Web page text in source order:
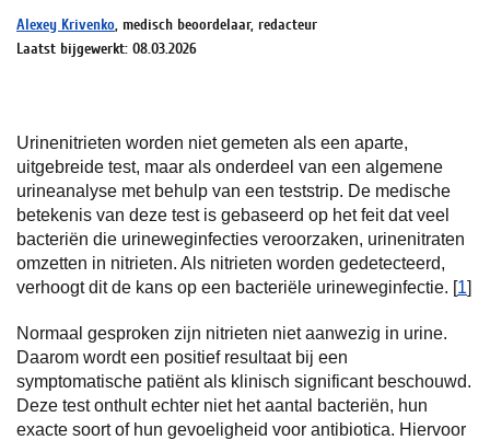
Alexey Krivenko, medisch beoordelaar, redacteur
Laatst bijgewerkt: 08.03.2026
Urinenitrieten worden niet gemeten als een aparte,
uitgebreide test, maar als onderdeel van een algemene
urineanalyse met behulp van een teststrip. De medische
betekenis van deze test is gebaseerd op het feit dat veel
bacteriën die urineweginfecties veroorzaken, urinenitraten
omzetten in nitrieten. Als nitrieten worden gedetecteerd,
verhoogt dit de kans op een bacteriële urineweginfectie. [1]
Normaal gesproken zijn nitrieten niet aanwezig in urine.
Daarom wordt een positief resultaat bij een
symptomatische patiënt als klinisch significant beschouwd.
Deze test onthult echter niet het aantal bacteriën, hun
exacte soort of hun gevoeligheid voor antibiotica. Hiervoor